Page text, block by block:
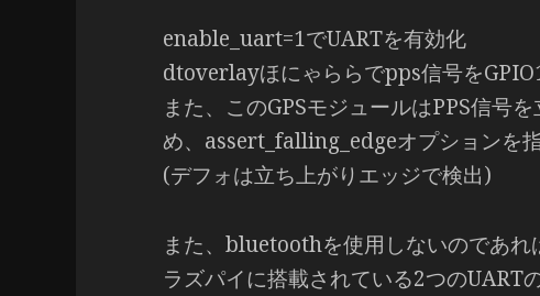
enable_uart=1でUARTを有効化
dtoverlayほにゃららでpps信号を
また、このGPSモジュールはPPS信号
め、assert_falling_edgeオプションを
(デフォは立ち上がりエッジで検出)
また、bluetoothを使用しないのであれ
ラズパイに搭載されている2つのUART